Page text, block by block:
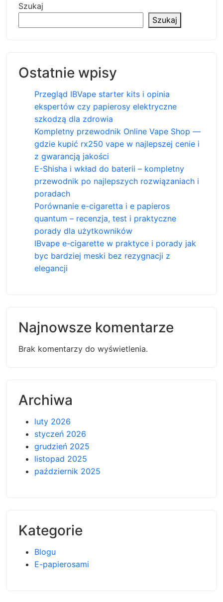
Szukaj
Szukaj
Ostatnie wpisy
Przegląd IBVape starter kits i opinia
ekspertów czy papierosy elektryczne
szkodzą dla zdrowia
Kompletny przewodnik Online Vape Shop —
gdzie kupić rx250 vape w najlepszej cenie i
z gwarancją jakości
E-Shisha i wkład do baterii – kompletny
przewodnik po najlepszych rozwiązaniach i
poradach
Porównanie e-cigaretta i e papieros
quantum – recenzja, test i praktyczne
porady dla użytkowników
IBvape e-cigarette w praktyce i porady jak
byc bardziej meski bez rezygnacji z
elegancji
Najnowsze komentarze
Brak komentarzy do wyświetlenia.
Archiwa
luty 2026
styczeń 2026
grudzień 2025
listopad 2025
październik 2025
Kategorie
Blogu
E-papierosami